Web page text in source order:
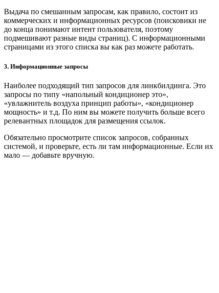
Выдача по смешанным запросам, как правило, состоит из
коммерческих и информационных ресурсов (поисковики не
до конца понимают интент пользователя, поэтому
подмешивают разные виды страниц). С информационными
страницами из этого списка вы как раз можете работать.
3. Информационные запросы
Наиболее подходящий тип запросов для линкбилдинга. Это
запросы по типу «напольный кондиционер это»,
«увлажнитель воздуха принцип работы», «кондиционер
мощность» и т.д. По ним вы можете получить больше всего
релевантных площадок для размещения ссылок.
Обязательно просмотрите список запросов, собранных
системой, и проверьте, есть ли там информационные. Если их
мало — добавьте вручную.